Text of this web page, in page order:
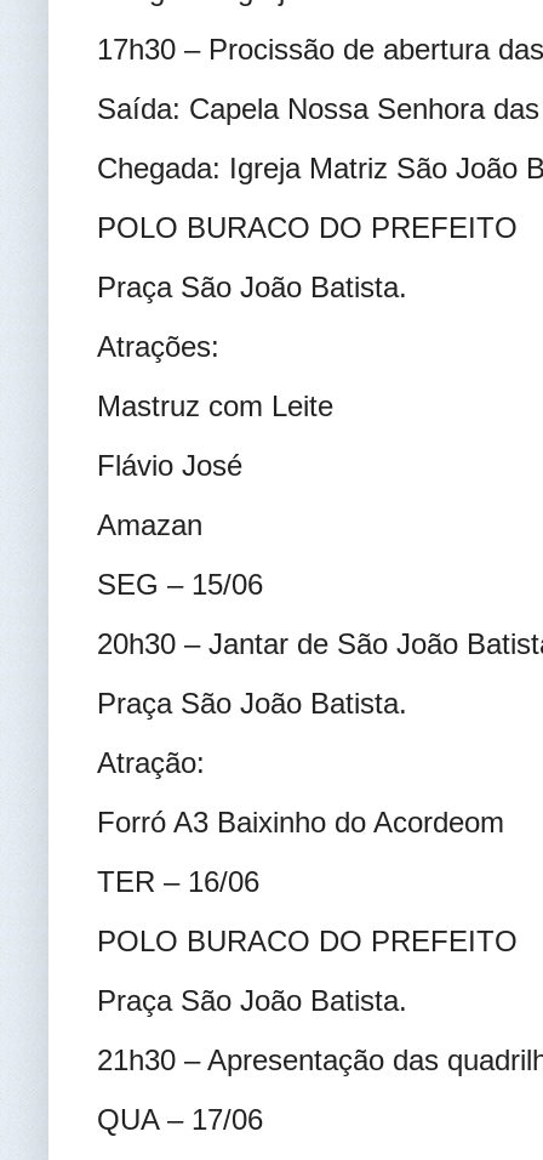
17h30 – Procissão de abertura
Saída: Capela Nossa Senhora
Chegada: Igreja Matriz São João
POLO BURACO DO PREFEITO
Praça São João Batista.
Atrações:
Mastruz com Leite
Flávio José
Amazan
SEG – 15/06
20h30 – Jantar de São João
Praça São João Batista.
Atração:
Forró A3 Baixinho do Acordeom
TER – 16/06
POLO BURACO DO PREFEITO
Praça São João Batista.
21h30 – Apresentação das
QUA – 17/06